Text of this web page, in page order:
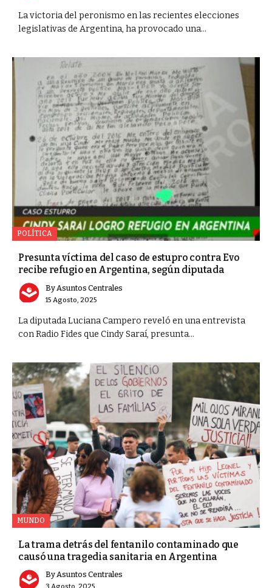
La victoria del peronismo en las recientes elecciones
legislativas de Argentina, ha provocado una...
POLÍTICA
Presunta víctima del caso de estupro contra Evo
recibe refugio en Argentina, según diputada
By Asuntos Centrales
15 Agosto, 2025
La diputada Luciana Campero reveló en una entrevista
con Radio Fides que Cindy Saraí, presunta...
MUNDO
La trama detrás del fentanilo contaminado que
causó una tragedia sanitaria en Argentina
ByAsuntos Centrales